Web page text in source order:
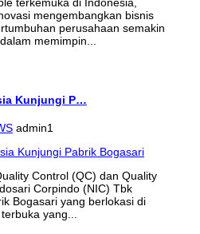
mengembangkan bisnis
perusahaan semakin
memimpin...
Kunjungi P…
admin1
Control (QC) dan Quality
Corpindo (NIC) Tbk
Bogasari yang berlokasi di
yang...